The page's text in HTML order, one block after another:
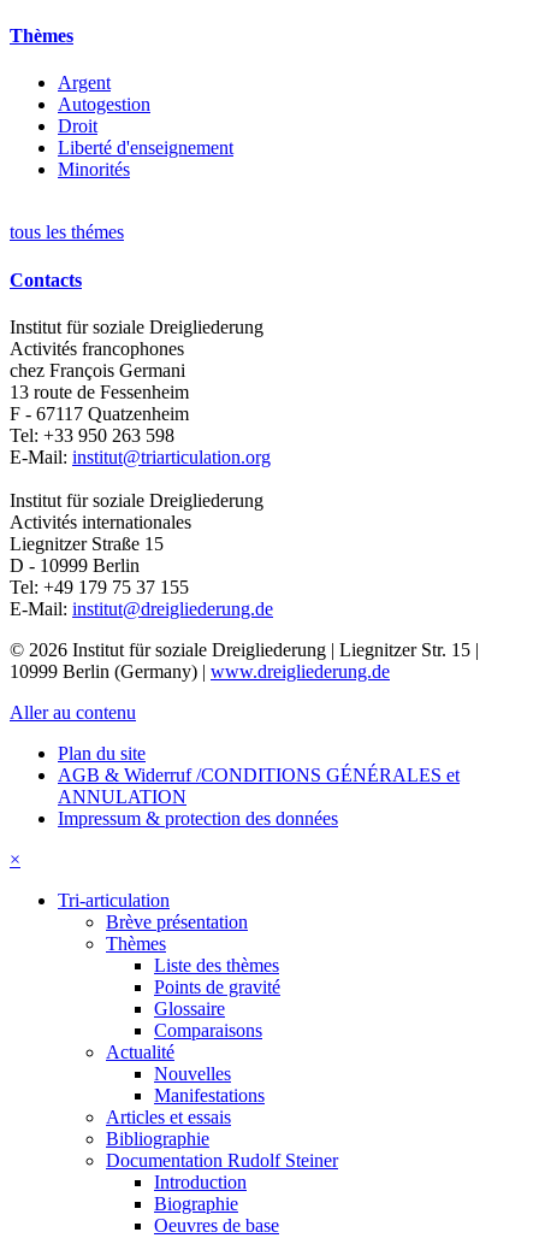
Thèmes
Argent
Autogestion
Droit
Liberté d'enseignement
Minorités
tous les thémes
Contacts
Institut für soziale Dreigliederung
Activités francophones
chez François Germani
13 route de Fessenheim
F - 67117 Quatzenheim
Tel: +33 950 263 598
E-Mail: institut@triarticulation.org
Institut für soziale Dreigliederung
Activités internationales
Liegnitzer Straße 15
D - 10999 Berlin
Tel: +49 179 75 37 155
E-Mail: institut@dreigliederung.de
© 2026 Institut für soziale Dreigliederung | Liegnitzer Str. 15 |
10999 Berlin (Germany) | www.dreigliederung.de
Aller au contenu
Plan du site
AGB & Widerruf /CONDITIONS GÉNÉRALES et
ANNULATION
Impressum & protection des données
×
Tri-articulation
Brève présentation
Thèmes
Liste des thèmes
Points de gravité
Glossaire
Comparaisons
Actualité
Nouvelles
Manifestations
Articles et essais
Bibliographie
Documentation Rudolf Steiner
Introduction
Biographie
Oeuvres de base